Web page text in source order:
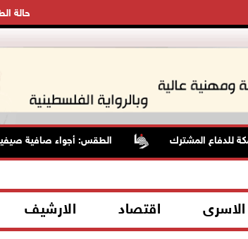
حالة
للدفاع المشترك الطقس: أجواء صافية صيفية
الاسرى اقتصاد الارشيف